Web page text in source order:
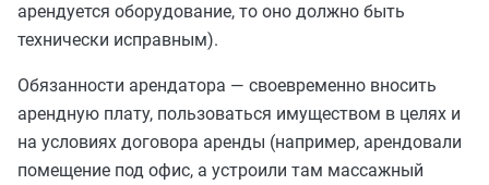
арендуется оборудование, то оно должно быть
технически исправным).
Обязанности арендатора — своевременно вносить
арендную плату, пользоваться имуществом в целях и
на условиях договора аренды (например, арендовали
помещение под офис, а устроили там массажный